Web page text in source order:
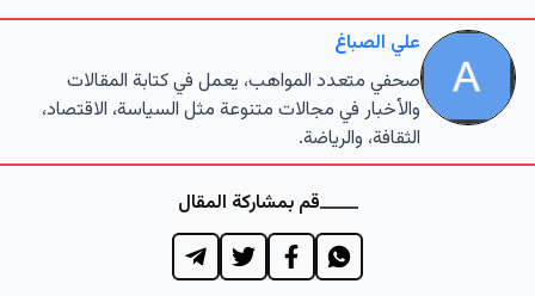
علي الصباغ
صحفي متعدد المواهب، يعمل في كتابة المقالات
والأخبار في مجالات متنوعة مثل السياسة، الاقتصاد،
الثقافة، والرياضة.
قم بمشاركة المقال